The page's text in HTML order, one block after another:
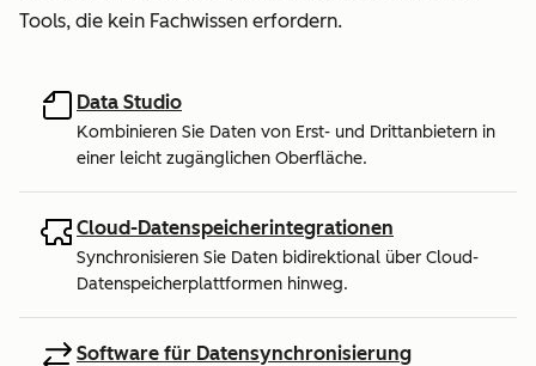
Tools, die kein Fachwissen erfordern.
Data Studio
Kombinieren Sie Daten von Erst- und Drittanbietern in
einer leicht zugänglichen Oberfläche.
Cloud-Datenspeicherintegrationen
Synchronisieren Sie Daten bidirektional über Cloud-
Datenspeicherplattformen hinweg.
Software für Datensynchronisierung